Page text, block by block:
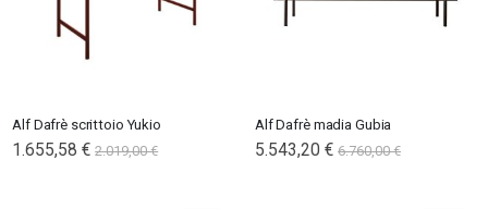
Alf Dafrè scrittoio Yukio
1.655,58 € 2.019,00 €
Alf Dafrè madia Gubia
5.543,20 € 6.760,00 €